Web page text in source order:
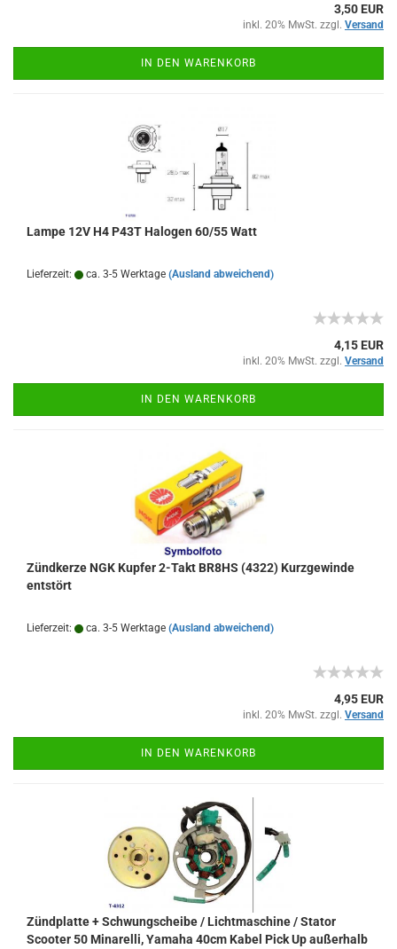
3,50 EUR
inkl. 20% MwSt. zzgl. Versand
IN DEN WARENKORB
Lampe 12V H4 P43T Halogen 60/55 Watt
Lieferzeit: ca. 3-5 Werktage (Ausland abweichend)
4,15 EUR
inkl. 20% MwSt. zzgl. Versand
IN DEN WARENKORB
Zündkerze NGK Kupfer 2-Takt BR8HS (4322) Kurzgewinde
entstört
Lieferzeit: ca. 3-5 Werktage (Ausland abweichend)
4,95 EUR
inkl. 20% MwSt. zzgl. Versand
IN DEN WARENKORB
Zündplatte + Schwungscheibe / Lichtmaschine / Stator
Scooter 50 Minarelli, Yamaha 40cm Kabel Pick Up außerhalb